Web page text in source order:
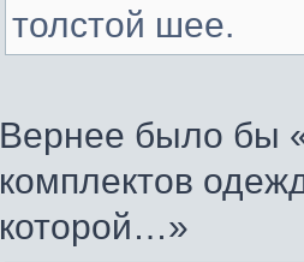
толстой шее.
Вернее было бы
комплектов
которой…»